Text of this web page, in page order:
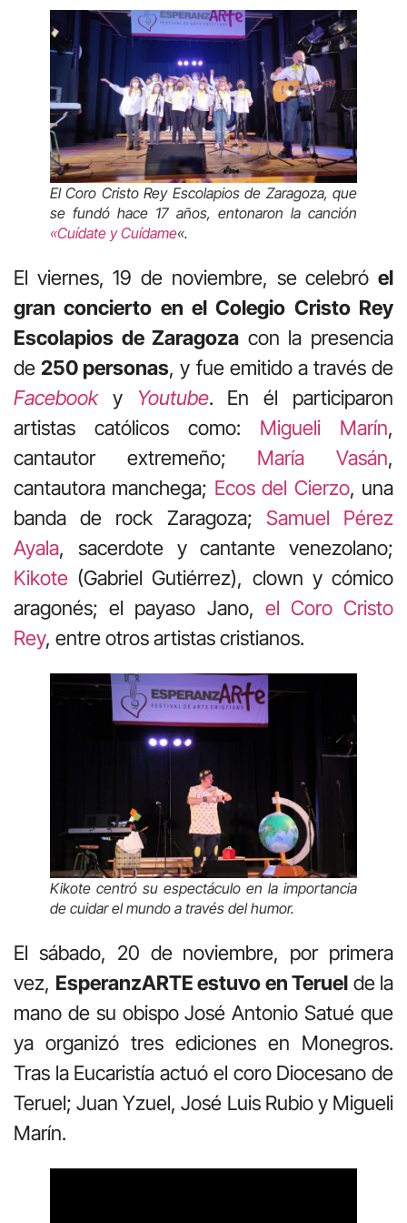
El Coro Cristo Rey Escolapios de Zaragoza, que
se fundó hace 17 años, entonaron la canción
«Cuídate y Cuídame«.
El viernes, 19 de noviembre, se celebró el
gran concierto en el Colegio Cristo Rey
Escolapios de Zaragoza con la presencia
de250 personas, y fue emitido a través de
Facebook
y Youtube. En él participaron
artistas católicos como: Migueli Marín,
cantautor extremeño; María Vasán,
cantautora manchega; Ecos del Cierzo, una
banda de rock Zaragoza; Samuel Pérez
Ayala, sacerdote y cantante venezolano;
Kikote (Gabriel Gutiérrez), clown y cómico
aragonés; el payaso Jano, el Coro Cristo
Rey, entre otros artistas cristianos.
Kikote centró su espectáculo en la importancia
de cuidar el mundo a través del humor.
El sábado, 20 de noviembre, por primera
vez, EsperanzARTE estuvo en Teruel de la
mano de su obispo José Antonio Satué que
ya organizó tres ediciones en Monegros.
Tras la Eucaristía actuó el coro Diocesano de
Teruel; Juan Yzuel, José Luis Rubio y Migueli
Marín.